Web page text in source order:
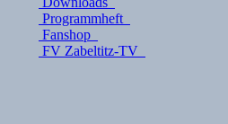
Programmheft
Fanshop
FV Zabeltitz-TV